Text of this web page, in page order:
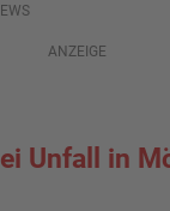
ANZEIGE
Unfall in